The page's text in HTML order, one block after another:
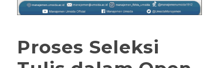
Proses Seleksi